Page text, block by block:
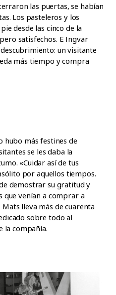
las puertas, se habían
Los pasteleros y los
desde las cinco de la
satisfechos. E Ingvar
un visitante
más tiempo y compra
hubo más festines de
se les daba la
«Cuidar así de tus
por aquellos tiempos.
demostrar su gratitud y
que venían a comprar a
lleva más de cuarenta
sobre todo al
la compañía.